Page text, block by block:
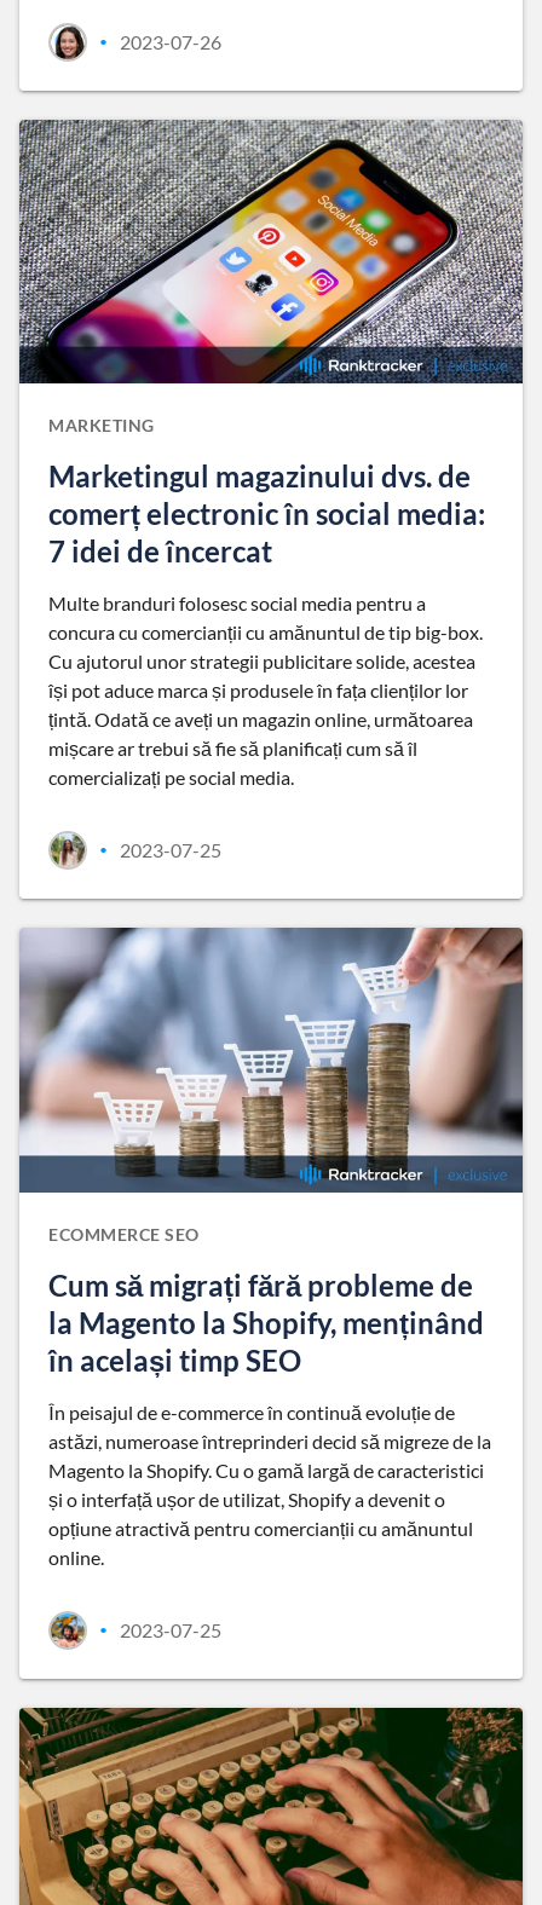
• 2023-07-26
MARKETING
Marketingul magazinului dvs. de
comerț electronic în social media:
7 idei de încercat
Multe branduri folosesc social media pentru a
concura cu comercianții cu amănuntul de tip big-box.
Cu ajutorul unor strategii publicitare solide, acestea
își pot aduce marca și produsele în fața clienților lor
țintă. Odată ce aveți un magazin online, următoarea
mișcare ar trebui să fie să planificați cum să îl
comercializați pe social media.
• 2023-07-25
ECOMMERCE SEO
Cum să migrați fără probleme de
la Magento la Shopify, menținând
în același timp SEO
În peisajul de e-commerce în continuă evoluție de
astăzi, numeroase întreprinderi decid să migreze de la
Magento la Shopify. Cu o gamă largă de caracteristici
și o interfață ușor de utilizat, Shopify a devenit o
opțiune atractivă pentru comercianții cu amănuntul
online.
• 2023-07-25